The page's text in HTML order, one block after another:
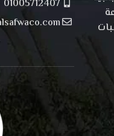
info@alsafwaco.com